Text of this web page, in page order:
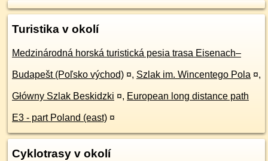
Turistika v okolí
Medzinárodná horská turistická pesia trasa Eisenach–
Budapešt (Poľsko východ) ¤, Szlak im. Wincentego Pola ¤,
Główny Szlak Beskidzki ¤, European long distance path
E3 - part Poland (east) ¤
Cyklotrasy v okolí